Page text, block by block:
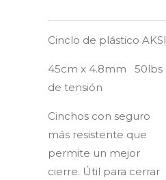
Cinclo de plástico AKSI
45cm x 4.8mm 50lbs
de tensión
Cinchos con seguro
más resistente que
permite un mejor
cierre. Útil para cerrar